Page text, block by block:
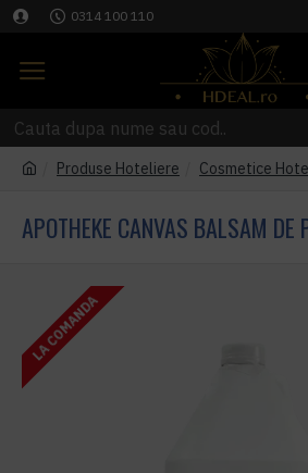
0314 100 110
Produse Hoteliere Cosmetice
APOTHEKE CANVAS BALSAM DE
LA COMANDA